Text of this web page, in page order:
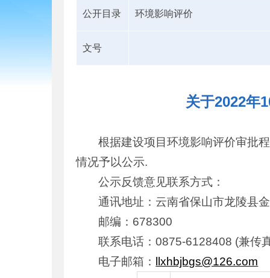
公开目录 环境影响评价
文号
关于2022年
根据建设项目环境影响评价审批
情况予以公示.
公示反馈意见联系方式：
通讯地址：云南省保山市龙陵县
邮编：678300
联系电话：0875-6128408 (兼传
电子邮箱：
llxhbjbgs@126.com